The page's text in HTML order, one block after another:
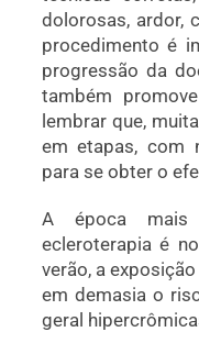
dolorosas,ardor,
procedimento é
progressão da
também
lembrar que,
em etapas, com
para se obter o
A época mais
ecleroterapia é
verão, a
em demasia o
geral